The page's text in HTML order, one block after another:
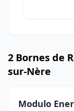
2 Bornes de
sur-Nère
Modulo